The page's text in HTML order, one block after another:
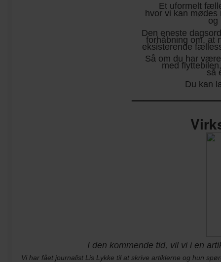
Et uformelt
hvor vi kan mødes
og
Den eneste
forhåbning om, at
eksisterende
Så om du har
med
så
Du kan
I den kommende tid, vil vi i en
Vi har fået journalist Lis Lykke til at skrive artiklerne og hun